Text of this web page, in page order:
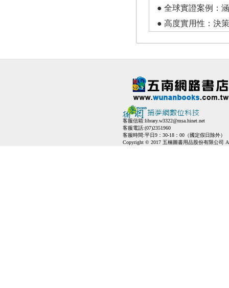
● 全球實證案例：
● 高度實用性：決
客服信箱:library.w3322@msa.hinet.net
客服電話:(07)2351960
客服時間:平日9：30-18：00（國定假日除外）
Copyright © 2017 五楠圖書用品股份有限公司